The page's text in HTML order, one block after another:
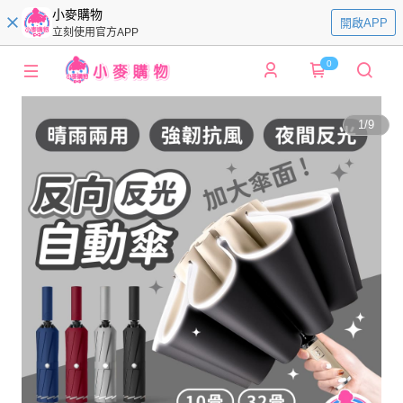
小麥購物
立刻使用官方APP
開啟APP
0
1/9